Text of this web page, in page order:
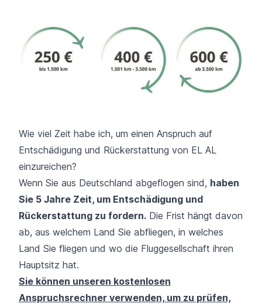
Wie viel Zeit habe ich, um einen Anspruch auf
Entschädigung und Rückerstattung von EL AL
einzureichen?
Wenn Sie aus Deutschland abgeflogen sind, haben
Sie 5 Jahre Zeit, um Entschädigung und
Rückerstattung zu fordern. Die Frist hängt davon
ab, aus welchem Land Sie abfliegen, in welches
Land Sie fliegen und wo die Fluggesellschaft ihren
Hauptsitz hat.
Sie können unseren kostenlosen
Anspruchsrechner verwenden, um zu prüfen,